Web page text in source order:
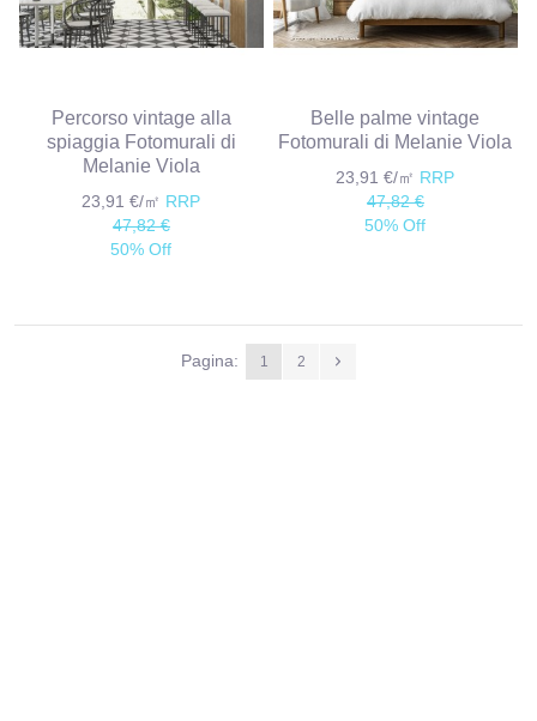
Percorso vintage alla
spiaggia Fotomurali di
Melanie Viola
23,91 €/㎡ RRP
47,82 €
50% Off
Belle palme vintage
Fotomurali di Melanie Viola
23,91 €/㎡ RRP
47,82 €
50% Off
Pagina: 1 2